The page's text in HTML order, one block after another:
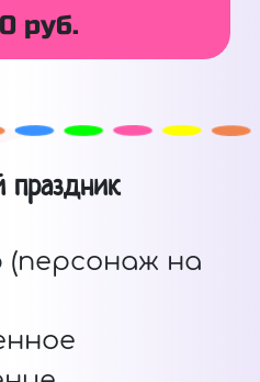
руб.
праздник
на